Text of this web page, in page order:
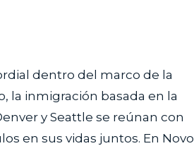
dentro del marco de la
la inmigración basada en la
y Seattle se reúnan con
en sus vidas juntos. En Novo